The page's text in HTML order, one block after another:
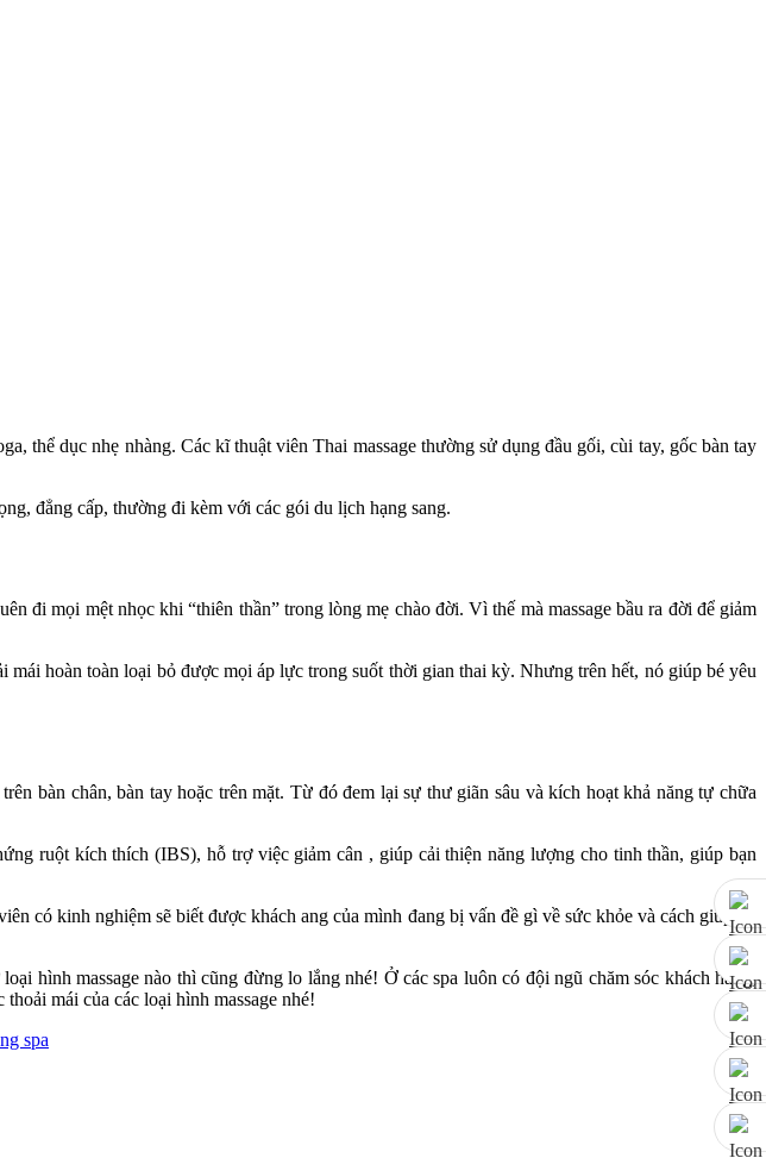
thể dục nhẹ nhàng. Các kĩ thuật viên Thai massage thường sử dụng đầu gối, cùi tay, gốc bàn tay
đẳng cấp, thường đi kèm với các gói du lịch hạng sang.
đi mọi mệt nhọc khi “thiên thần” trong lòng mẹ chào đời. Vì thế mà massage bầu ra đời để giảm
hoàn toàn loại bỏ được mọi áp lực trong suốt thời gian thai kỳ. Nhưng trên hết, nó giúp bé yêu
bàn chân, bàn tay hoặc trên mặt. Từ đó đem lại sự thư giãn sâu và kích hoạt khả năng tự chữa
ruột kích thích (IBS), hỗ trợ việc giảm cân , giúp cải thiện năng lượng cho tinh thần, giúp bạn
có kinh nghiệm sẽ biết được khách ang của mình đang bị vấn đề gì về sức khỏe và cách giúp họ
hình massage nào thì cũng đừng lo lắng nhé! Ở các spa luôn có đội ngũ chăm sóc khách hang,
mái của các loại hình massage nhé!
spa